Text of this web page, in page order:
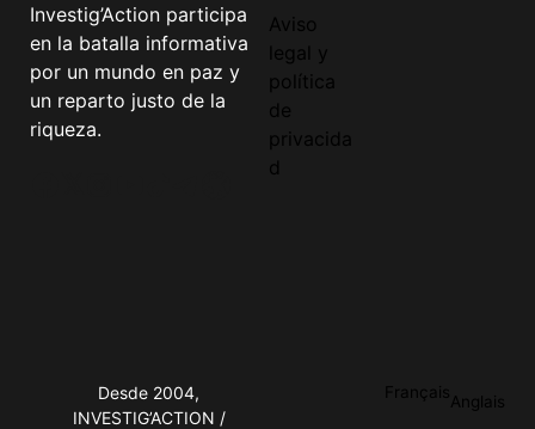
Investig’Action participa
en la batalla informativa
por un mundo en paz y
un reparto justo de la
riqueza.
Aviso
legal y
política
de
privacida
d
Desde 2004,
INVESTIG’ACTION /
FrançaisAnglais